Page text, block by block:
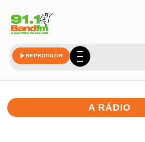
REPRODUZIR
A RÁDIO